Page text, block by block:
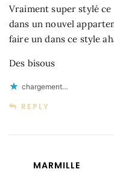
Vraiment super stylé ce
dans un nouvel
faire un dans ce style
Des bisous
chargement…
REPLY
MARMILLE